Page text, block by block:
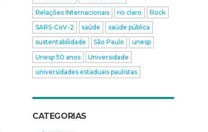
Relações INternacionais
rio claro
Rock
SARS-CoV-2
saúde
saúde pública
sustentabilidade
São Paulo
unesp
Unesp 50 anos
Universidade
universidades estaduais paulistas
CATEGORIAS